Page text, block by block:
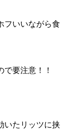
フいいながら食
要注意！！
いたリッツに挟